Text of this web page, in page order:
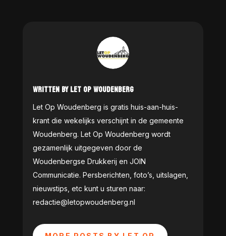
WRITTEN BY LET OP WOUDENBERG
Let Op Woudenberg is gratis huis-aan-huis-
krant die wekelijks verschijnt in de gemeente
Woudenberg. Let Op Woudenberg wordt
gezamenlijk uitgegeven door de
Woudenbergse Drukkerij en JOIN
Communicatie. Persberichten, foto’s, uitslagen,
nieuwstips, etc kunt u sturen naar:
redactie@letopwoudenberg.nl